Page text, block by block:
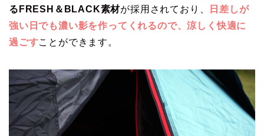
るFRESH＆BLACK素材が採用されており、
日差しが
強い日でも濃い影を作ってくれるので、涼しく快適に
過ごすことができます。